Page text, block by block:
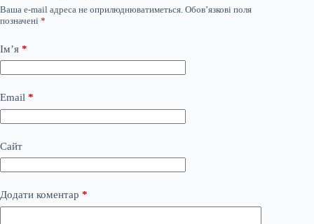
Ваша e-mail адреса не оприлюднюватиметься. Обов’язкові поля
позначені *
Ім’я *
Email *
Сайт
Додати коментар *